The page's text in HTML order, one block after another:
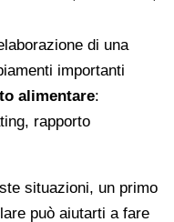
di una
importanti
alimentare:
rapporto
situazioni, un primo
può aiutarti a fare